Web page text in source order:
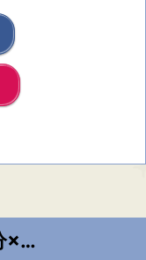
Amazonギフト券1000円分×10名